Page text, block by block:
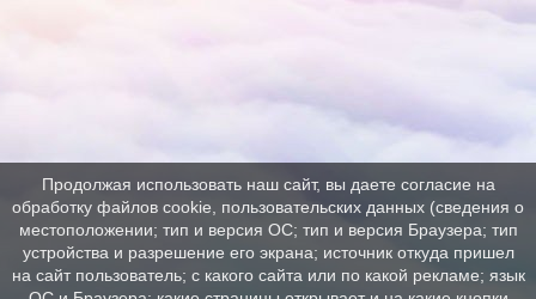
Продолжая использовать наш сайт, вы даете согласие на
обработку файлов cookie, пользовательских данных (сведения о
местоположении; тип и версия ОС; тип и версия Браузера; тип
устройства и разрешение его экрана; источник откуда пришел
на сайт пользователь; с какого сайта или по какой рекламе; язык